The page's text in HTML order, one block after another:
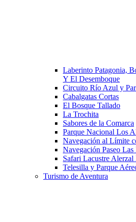
Laberinto Patagonia,
Y El Desemboque
Circuito Río Azul y
Cabalgatas Cortas
El Bosque Tallado
La Trochita
Sabores de la Comarca
Parque Nacional Los
Navegación al Límite
Navegación Paseo Las
Safari Lacustre
Telesilla y Parque
Turismo de Aventura